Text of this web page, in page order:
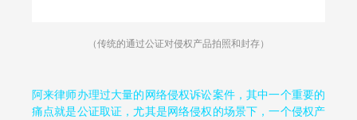
（传统的通过公证对侵权产品拍照和封存）
阿来律师办理过大量的网络侵权诉讼案件，其中一个重要的
痛点就是公证取证，尤其是网络侵权的场景下，一个侵权产